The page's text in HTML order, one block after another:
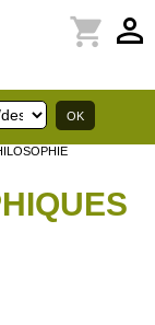
perm_identity
shopping_cart